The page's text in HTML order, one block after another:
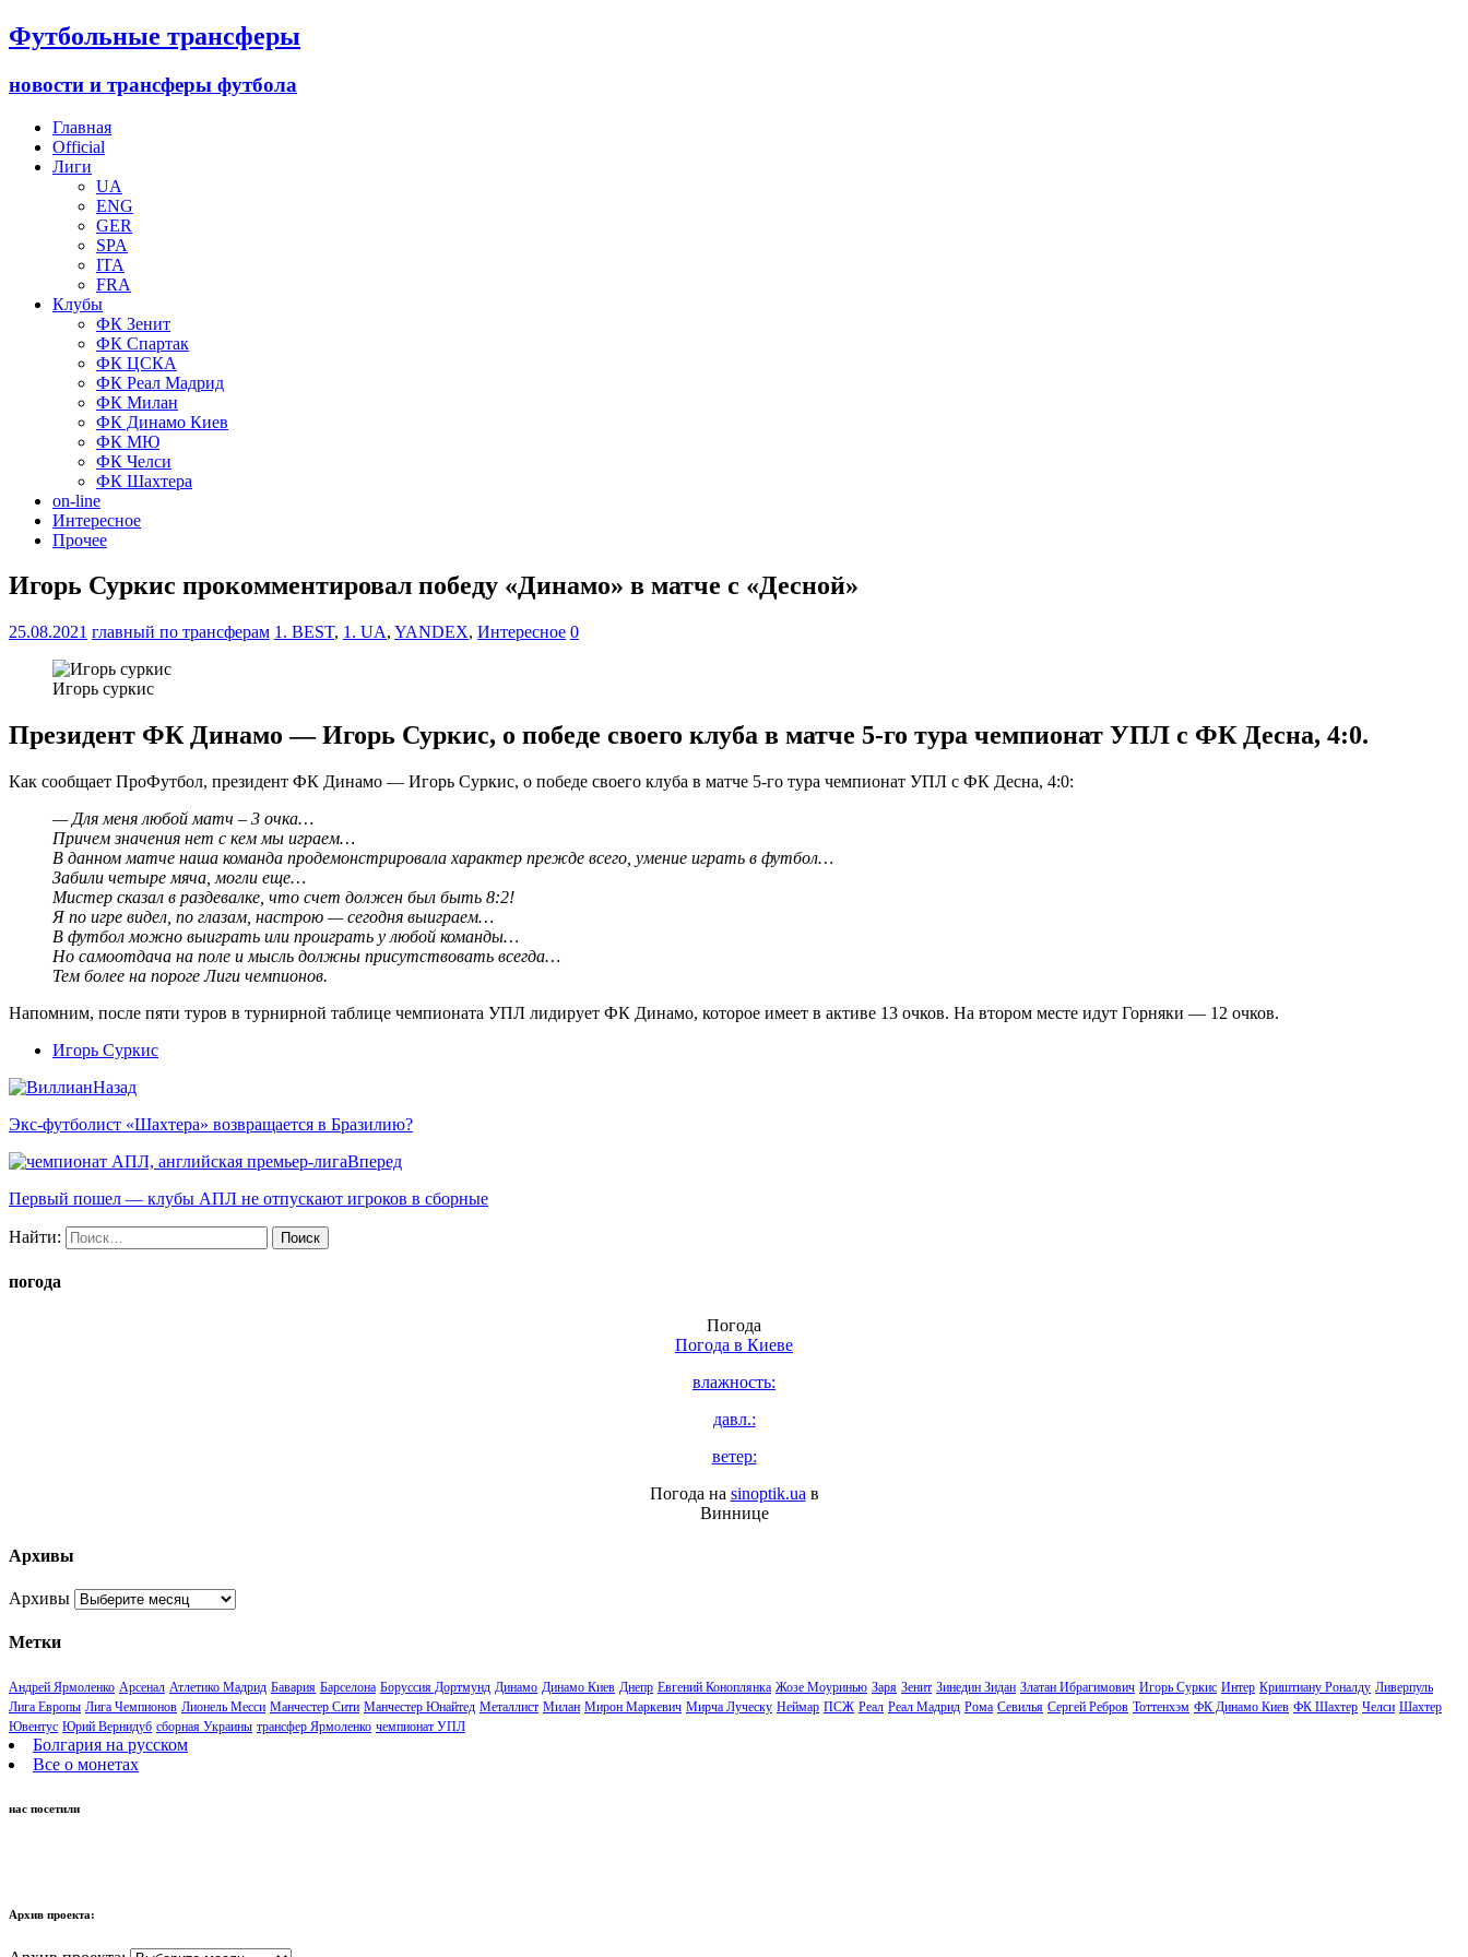
Футбольные трансферы
новости и трансферы футбола
Главная
Official
Лиги
UA
ENG
GER
SPA
ITA
FRA
Клубы
ФК Зенит
ФК Спартак
ФК ЦСКА
ФК Реал Мадрид
ФК Милан
ФК Динамо Киев
ФК МЮ
ФК Челси
ФК Шахтера
on-line
Интересное
Прочее
Игорь Суркис прокомментировал победу «Динамо» в матче с «Десной»
25.08.2021 главный по трансферам 1. BEST, 1. UA, YANDEX, Интересное 0
Игорь суркис
Президент ФК Динамо — Игорь Суркис, о победе своего клуба в матче 5-го тура чемпионат УПЛ с ФК Десна, 4:0.
Как сообщает ПроФутбол, президент ФК Динамо — Игорь Суркис, о победе своего клуба в матче 5-го тура чемпионат УПЛ с ФК Десна, 4:0:
— Для меня любой матч – 3 очка…
Причем значения нет с кем мы играем…
В данном матче наша команда продемонстрировала характер прежде всего, умение играть в футбол…
Забили четыре мяча, могли еще…
Мистер сказал в раздевалке, что счет должен был быть 8:2!
Я по игре видел, по глазам, настрою — сегодня выиграем…
В футбол можно выиграть или проиграть у любой команды…
Но самоотдача на поле и мысль должны присутствовать всегда…
Тем более на пороге Лиги чемпионов.
Напомним, после пяти туров в турнирной таблице чемпионата УПЛ лидирует ФК Динамо, которое имеет в активе 13 очков. На втором месте идут Горняки — 12 очков.
Игорь Суркис
Назад
Экс-футболист «Шахтера» возвращается в Бразилию?
Вперед
Первый пошел — клубы АПЛ не отпускают игроков в сборные
Найти:
погода
Погода
Погода в Киеве
влажность:
давл.:
ветер:
Погода на sinoptik.ua в
Виннице
Архивы
Архивы
Метки
Андрей Ярмоленко Арсенал Атлетико Мадрид Бавария Барселона Боруссия Дортмунд Динамо Динамо Киев Днепр Евгений Коноплянка Жозе Моуринью Заря Зенит Зинедин Зидан Златан Ибрагимович Игорь Суркис Интер Криштиану Роналду Ливерпуль
Лига Европы Лига Чемпионов Лионель Месси Манчестер Сити Манчестер Юнайтед Металлист Милан Мирон Маркевич Мирча Луческу Неймар ПСЖ Реал Реал Мадрид Рома Севилья Сергей Ребров Тоттенхэм ФК Динамо Киев ФК Шахтер Челси Шахтер
Ювентус Юрий Вернидуб сборная Украины трансфер Ярмоленко чемпионат УПЛ
Болгария на русском
Все о монетах
нас посетили
Архив проекта: